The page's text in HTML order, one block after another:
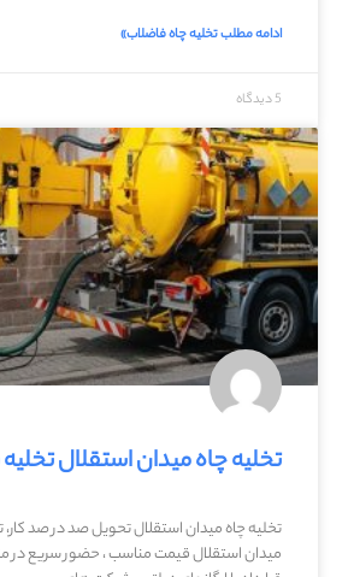
ادامه مطلب تخلیه چاه فاضلاب»
5 دیدگاه
تخلیه چاه میدان استقلال
تخلیه چاه میدان استقلال تحویل صد در صد کار،
میدان استقلال قیمت مناسب ، حضور سریع در